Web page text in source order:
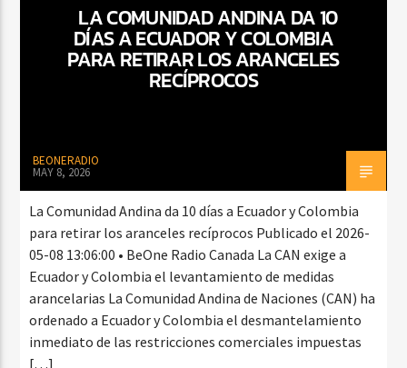
LA COMUNIDAD ANDINA DA 10
DÍAS A ECUADOR Y COLOMBIA
PARA RETIRAR LOS ARANCELES
RECÍPROCOS
BEONERADIO
MAY 8, 2026
La Comunidad Andina da 10 días a Ecuador y Colombia
para retirar los aranceles recíprocos Publicado el 2026-
05-08 13:06:00 • BeOne Radio Canada La CAN exige a
Ecuador y Colombia el levantamiento de medidas
arancelarias La Comunidad Andina de Naciones (CAN) ha
ordenado a Ecuador y Colombia el desmantelamiento
inmediato de las restricciones comerciales impuestas
[…]